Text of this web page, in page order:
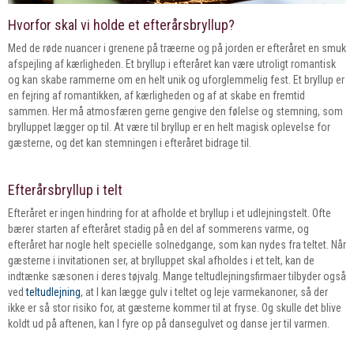
Hvorfor skal vi holde et efterårsbryllup?
Med de røde nuancer i grenene på træerne og på jorden er efteråret en smuk
afspejling af kærligheden. Et bryllup i efteråret kan være utroligt romantisk
og kan skabe rammerne om en helt unik og uforglemmelig fest. Et bryllup er
en fejring af romantikken, af kærligheden og af at skabe en fremtid
sammen. Her må atmosfæren gerne gengive den følelse og stemning, som
brylluppet lægger op til. At være til bryllup er en helt magisk oplevelse for
gæsterne, og det kan stemningen i efteråret bidrage til.
Efterårsbryllup i telt
Efteråret er ingen hindring for at afholde et bryllup i et udlejningstelt. Ofte
bærer starten af efteråret stadig på en del af sommerens varme, og
efteråret har nogle helt specielle solnedgange, som kan nydes fra teltet. Når
gæsterne i invitationen ser, at brylluppet skal afholdes i et telt, kan de
indtænke sæsonen i deres tøjvalg. Mange teltudlejningsfirmaer tilbyder også
vedteltudlejning, at I kan lægge gulv i teltet og leje varmekanoner, så der
ikke er så stor risiko for, at gæsterne kommer til at fryse. Og skulle det blive
koldt ud på aftenen, kan I fyre op på dansegulvet og danse jer til varmen.